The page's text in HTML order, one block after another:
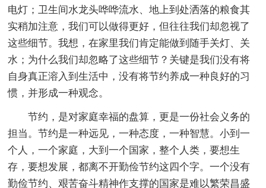
电灯；卫生间水龙头哗哗流水、地上到处洒落的粮食其
实稍加注意，我们可以做得更好，但往往我们却忽视了
这些细节。我想，在家里我们肯定能做到随手关灯、关
水；为什么我们却忽略了这些细节？关键是我们没有将
自身真正溶入到生活中，没有将节约养成一种良好的习
惯，并形成一种观念。
节约，是对家庭幸福的盘算，更是一份社会义务的
担当。节约是一种远见，一种态度，一种智慧。小到一
个人，一个家庭，大到一个国家，整个人类，要想生
存，要想发展，都离不开勤俭节约这四个字。一个没有
勤俭节约、艰苦奋斗精神作支撑的国家是难以繁荣昌盛